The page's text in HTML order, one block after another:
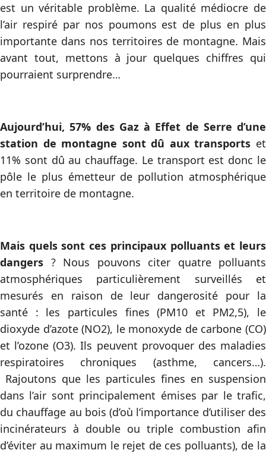
est un véritable problème. La qualité médiocre de
l’air respiré par nos poumons est de plus en plus
importante dans nos territoires de montagne. Mais
avant tout, mettons à jour quelques chiffres qui
pourraient surprendre…
Aujourd’hui, 57% des Gaz à Effet de Serre d’une
station de montagne sont dû aux transports et
11% sont dû au chauffage. Le transport est donc le
pôle le plus émetteur de pollution atmosphérique
en territoire de montagne.
Mais quels sont ces principaux polluants et leurs
dangers ? Nous pouvons citer quatre polluants
atmosphériques particulièrement surveillés et
mesurés en raison de leur dangerosité pour la
santé : les particules fines (PM10 et PM2,5), le
dioxyde d’azote (NO2), le monoxyde de carbone (CO)
et l’ozone (O3). Ils peuvent provoquer des maladies
respiratoires chroniques (asthme, cancers…).
Rajoutons que les particules fines en suspension
dans l’air sont principalement émises par le trafic,
du chauffage au bois (d’où l‘importance d’utiliser des
incinérateurs à double ou triple combustion afin
d’éviter au maximum le rejet de ces polluants), de la